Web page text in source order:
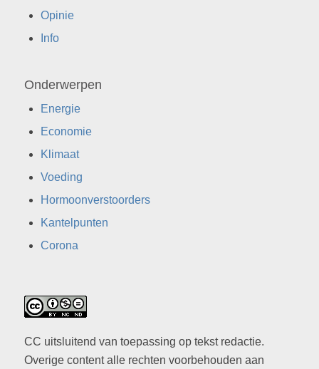
Opinie
Info
Onderwerpen
Energie
Economie
Klimaat
Voeding
Hormoonverstoorders
Kantelpunten
Corona
CC uitsluitend van toepassing op tekst redactie.
Overige content alle rechten voorbehouden aan